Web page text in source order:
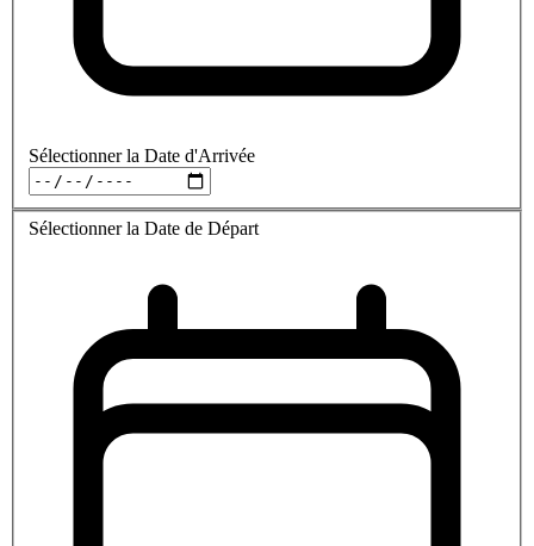
Sélectionner la Date d'Arrivée
Sélectionner la Date de Départ